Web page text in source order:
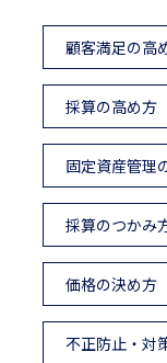
顧客満足の高
採算の高め方
固定資産管理
採算のつかみ
価格の決め方
不正防止・対